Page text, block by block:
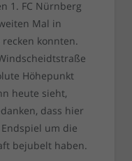
1. FC Nürnberg
Mal in
konnten.
Höhepunkt
heute sieht,
dass hier
um die
bejubelt haben.